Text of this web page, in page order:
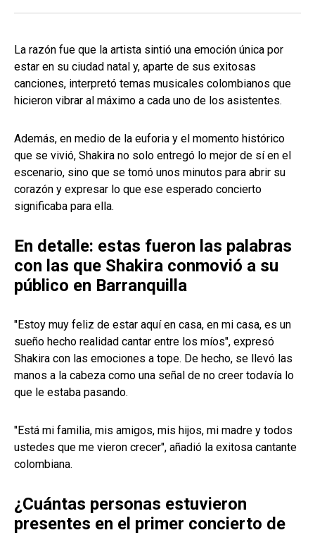
La razón fue que la artista sintió una emoción única por
estar en su ciudad natal y, aparte de sus exitosas
canciones, interpretó temas musicales colombianos que
hicieron vibrar al máximo a cada uno de los asistentes.
Además, en medio de la euforia y el momento histórico
que se vivió, Shakira no solo entregó lo mejor de sí en el
escenario, sino que se tomó unos minutos para abrir su
corazón y expresar lo que ese esperado concierto
significaba para ella.
En detalle: estas fueron las palabras
con las que Shakira conmovió a su
público en Barranquilla
"Estoy muy feliz de estar aquí en casa, en mi casa, es un
sueño hecho realidad cantar entre los míos", expresó
Shakira con las emociones a tope. De hecho, se llevó las
manos a la cabeza como una señal de no creer todavía lo
que le estaba pasando.
"Está mi familia, mis amigos, mis hijos, mi madre y todos
ustedes que me vieron crecer", añadió la exitosa cantante
colombiana.
¿Cuántas personas estuvieron
presentes en el primer concierto de